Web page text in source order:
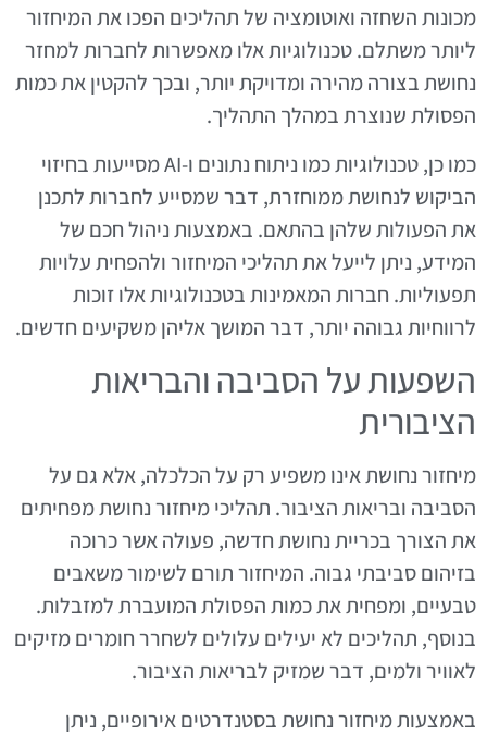
מכונות השחזה ואוטומציה של תהליכים הפכו את המיחזור
ליותר משתלם. טכנולוגיות אלו מאפשרות לחברות למחזר
נחושת בצורה מהירה ומדויקת יותר, ובכך להקטין את כמות
הפסולת שנוצרת במהלך התהליך.
כמו כן, טכנולוגיות כמו ניתוח נתונים ו-AI מסייעות בחיזוי
הביקוש לנחושת ממוחזרת, דבר שמסייע לחברות לתכנן
את הפעולות שלהן בהתאם. באמצעות ניהול חכם של
המידע, ניתן לייעל את תהליכי המיחזור ולהפחית עלויות
תפעוליות. חברות המאמינות בטכנולוגיות אלו זוכות
לרווחיות גבוהה יותר, דבר המושך אליהן משקיעים חדשים.
השפעות על הסביבה והבריאות
הציבורית
מיחזור נחושת אינו משפיע רק על הכלכלה, אלא גם על
הסביבה ובריאות הציבור. תהליכי מיחזור נחושת מפחיתים
את הצורך בכריית נחושת חדשה, פעולה אשר כרוכה
בזיהום סביבתי גבוה. המיחזור תורם לשימור משאבים
טבעיים, ומפחית את כמות הפסולת המועברת למזבלות.
בנוסף, תהליכים לא יעילים עלולים לשחרר חומרים מזיקים
לאוויר ולמים, דבר שמזיק לבריאות הציבור.
באמצעות מיחזור נחושת בסטנדרטים אירופיים, ניתן